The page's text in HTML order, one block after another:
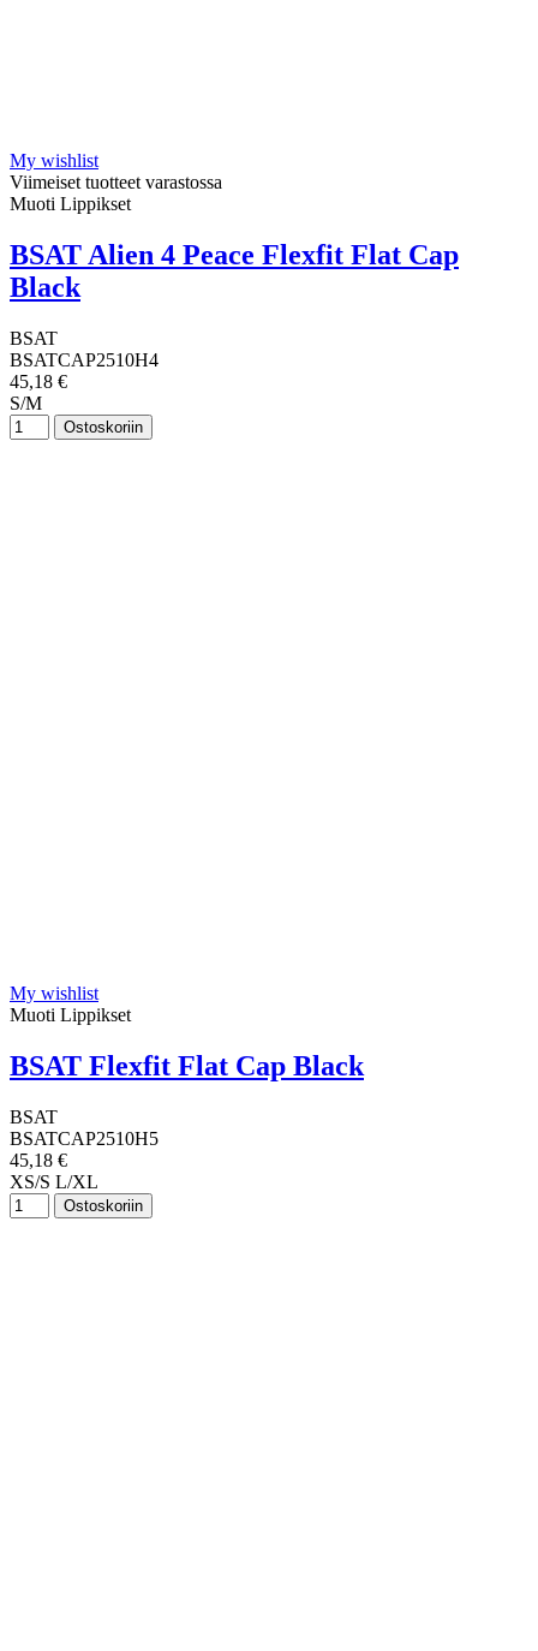
My wishlist
Viimeiset tuotteet varastossa
Muoti Lippikset
BSAT Alien 4 Peace Flexfit Flat Cap
Black
BSAT
BSATCAP2510H4
45,18 €
S/M
Ostoskoriin
My wishlist
Muoti Lippikset
BSAT Flexfit Flat Cap Black
BSAT
BSATCAP2510H5
45,18 €
XS/S L/XL
Ostoskoriin